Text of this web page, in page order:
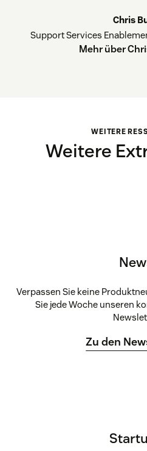
Chris
Support Services
Mehr über
WEITERE
Weitere
Verpassen Sie keine
Sie jede Woche unseren
Zu den